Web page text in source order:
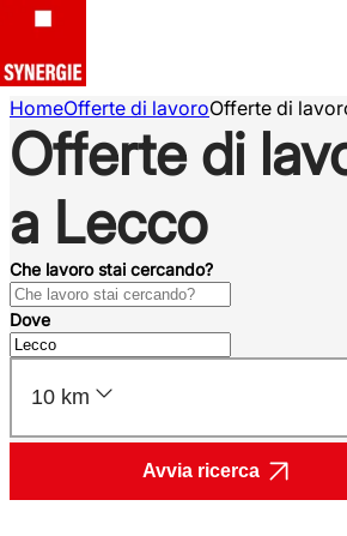
HomeOfferte di lavoroOfferte di
Offerte di
a Lecco
Che lavoro stai cercando?
Dove
10 km
Avvia ricerca